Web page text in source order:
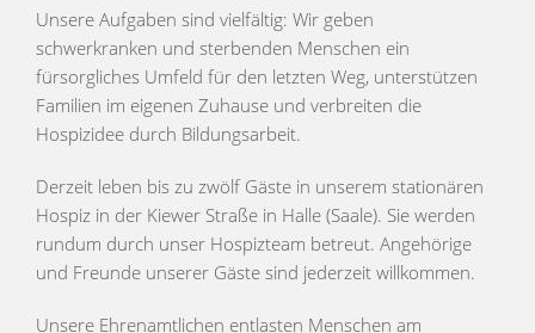
Unsere Aufgaben sind vielfältig: Wir geben
schwerkranken und sterbenden Menschen ein
fürsorgliches Umfeld für den letzten Weg, unterstützen
Familien im eigenen Zuhause und verbreiten die
Hospizidee durch Bildungsarbeit.
Derzeit leben bis zu zwölf Gäste in unserem stationären
Hospiz in der Kiewer Straße in Halle (Saale). Sie werden
rundum durch unser Hospizteam betreut. Angehörige
und Freunde unserer Gäste sind jederzeit willkommen.
Unsere Ehrenamtlichen entlasten Menschen am